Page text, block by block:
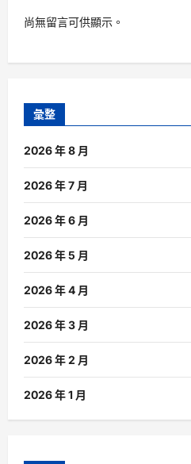
尚無留言可供顯示。
彙整
2026 年 8 月
2026 年 7 月
2026 年 6 月
2026 年 5 月
2026 年 4 月
2026 年 3 月
2026 年 2 月
2026 年 1 月